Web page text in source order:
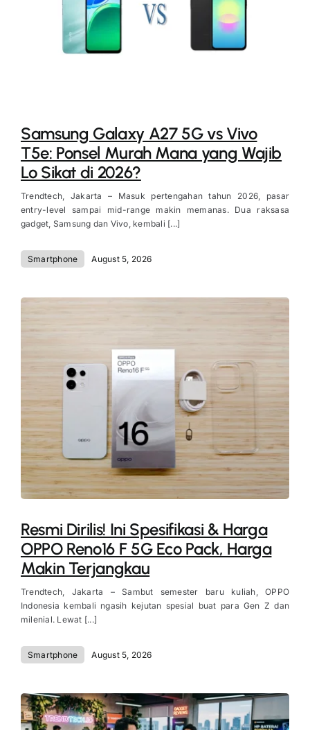
Samsung Galaxy A27 5G vs Vivo
T5e: Ponsel Murah Mana yang Wajib
Lo Sikat di 2026?
Trendtech, Jakarta – Masuk pertengahan tahun 2026, pasar
entry-level sampai mid-range makin memanas. Dua raksasa
gadget, Samsung dan Vivo, kembali [...]
Smartphone August 5, 2026
Resmi Dirilis! Ini Spesifikasi & Harga
OPPO Reno16 F 5G Eco Pack, Harga
Makin Terjangkau
Trendtech, Jakarta – Sambut semester baru kuliah, OPPO
Indonesia kembali ngasih kejutan spesial buat para Gen Z dan
milenial. Lewat [...]
Smartphone August 5, 2026